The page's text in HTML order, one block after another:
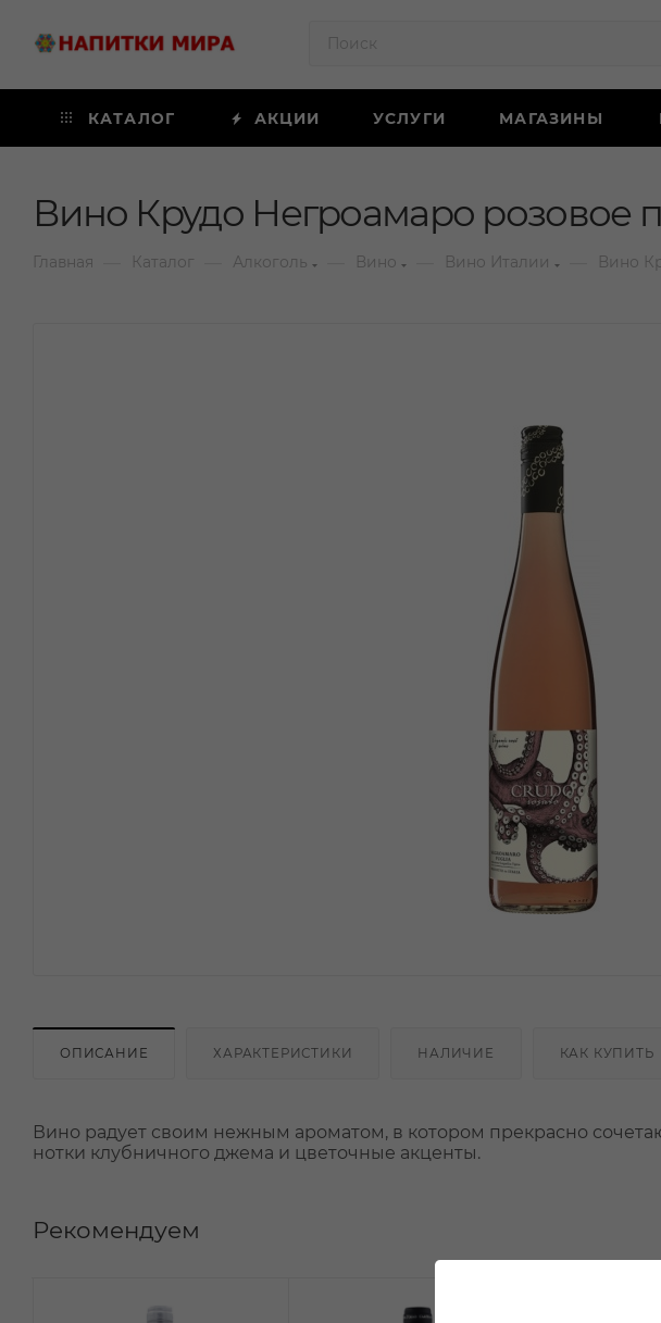
КАТАЛОГ АКЦИИ УСЛУГИ МАГАЗИНЫ
Вино Крудо Негроамаро розовое
Главная Каталог Алкоголь Вино Вино Италии Вино
ОПИСАНИЕ ХАРАКТЕРИСТИКИ НАЛИЧИЕ КАК КУПИТЬ
Вино радует своим нежным ароматом, в котором прекрасно
нотки клубничного джема и цветочные акценты.
Рекомендуем